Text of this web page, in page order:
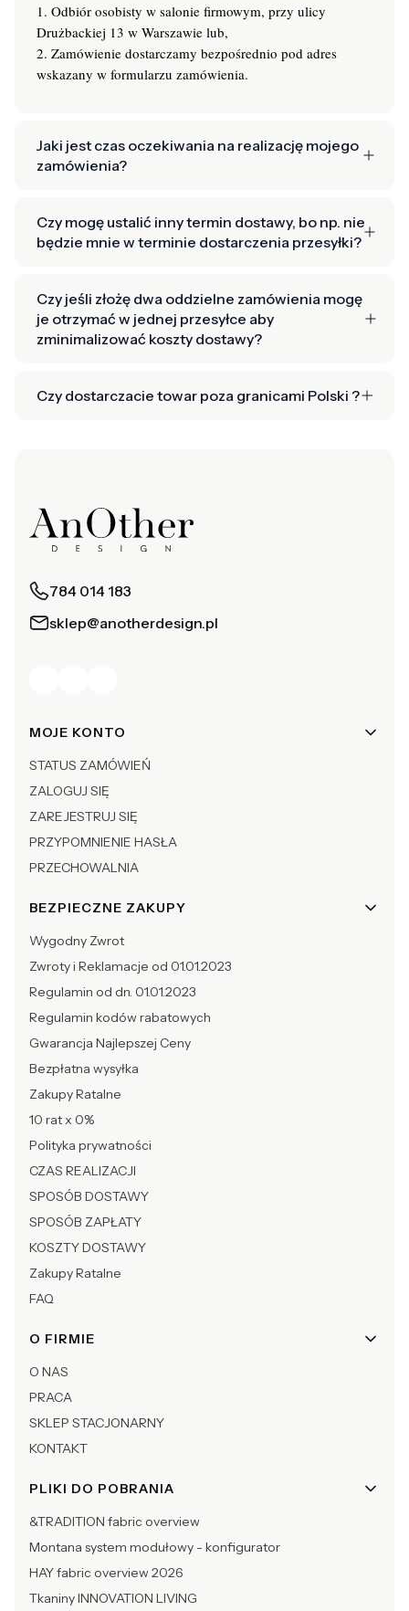
1. Odbiór osobisty w salonie firmowym, przy ulicy
Drużbackiej 13 w Warszawie lub,
2. Zamówienie dostarczamy bezpośrednio pod adres
wskazany w formularzu zamówienia.
Jaki jest czas oczekiwania na realizację mojego
zamówienia?
Czy mogę ustalić inny termin dostawy, bo np. nie
będzie mnie w terminie dostarczenia przesyłki?
Czy jeśli złożę dwa oddzielne zamówienia mogę
je otrzymać w jednej przesyłce aby
zminimalizować koszty dostawy?
Czy dostarczacie towar poza granicami Polski ?
784 014 183
sklep@anotherdesign.pl
Linki w stopce
MOJE KONTO
STATUS ZAMÓWIEŃ
ZALOGUJ SIĘ
ZAREJESTRUJ SIĘ
PRZYPOMNIENIE HASŁA
PRZECHOWALNIA
BEZPIECZNE ZAKUPY
Wygodny Zwrot
Zwroty i Reklamacje od 01.01.2023
Regulamin od dn. 01.01.2023
Regulamin kodów rabatowych
Gwarancja Najlepszej Ceny
Bezpłatna wysyłka
Zakupy Ratalne
10 rat x 0%
Polityka prywatności
CZAS REALIZACJI
SPOSÓB DOSTAWY
SPOSÓB ZAPŁATY
KOSZTY DOSTAWY
Zakupy Ratalne
FAQ
O FIRMIE
O NAS
PRACA
SKLEP STACJONARNY
KONTAKT
PLIKI DO POBRANIA
&TRADITION fabric overview
Montana system modułowy - konfigurator
HAY fabric overview 2026
Tkaniny INNOVATION LIVING